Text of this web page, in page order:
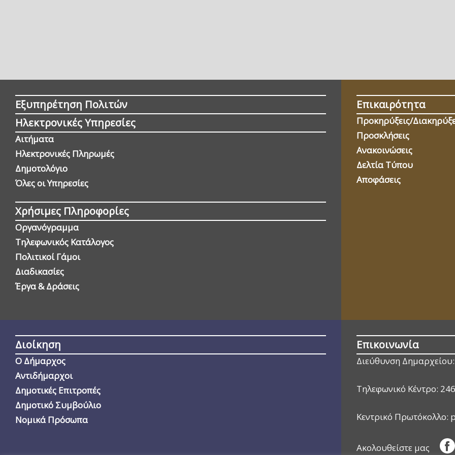
Εξυπηρέτηση Πολιτών
Ηλεκτρονικές Υπηρεσίες
Αιτήματα
Ηλεκτρονικές Πληρωμές
Δημοτολόγιο
Όλες οι Yπηρεσίες
Χρήσιμες Πληροφορίες
Οργανόγραμμα
Τηλεφωνικός Κατάλογος
Πολιτικοί Γάμοι
Διαδικασίες
Έργα & Δράσεις
Επικαιρότητα
Προκηρύξεις/
Προσκλήσεις
Ανακοινώσεις
Δελτία Τύπου
Αποφάσεις
Διοίκηση
Ο Δήμαρχος
Αντιδήμαρχοι
Δημοτικές Επιτροπές
Δημοτικό Συμβούλιο
Νομικά Πρόσωπα
Επικοινωνία
Διεύθυνση Δημαρχείου:
Τηλεφωνικό Κέντρο:
Κεντρικό Πρωτόκολλο:
Ακολουθείστε μας